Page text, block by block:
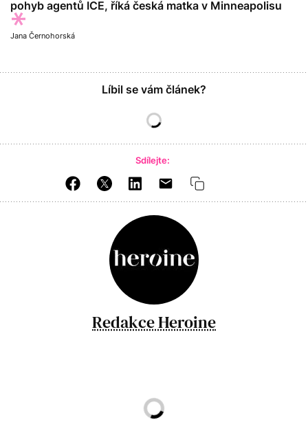
pohyb agentů ICE, říká česká matka v Minneapolisu
Jana Černohorská
Líbil se vám článek?
Sdílejte:
Redakce Heroine